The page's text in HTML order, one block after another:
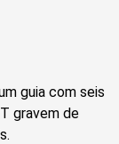
guia com seis
gravem de